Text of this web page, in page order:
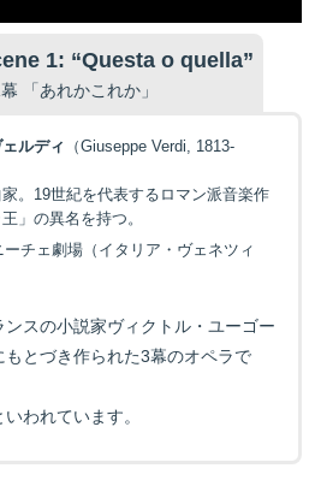
1: “Questa o quella”
「あれかこれか」
ルディ
（Giuseppe Verdi, 1813-
。19世紀を代表するロマン派音楽作
」の異名を持つ。
ーチェ劇場（イタリア・ヴェネツィ
ンスの小説家ヴィクトル・ユーゴー
とづき作られた3幕のオペラで
われています。